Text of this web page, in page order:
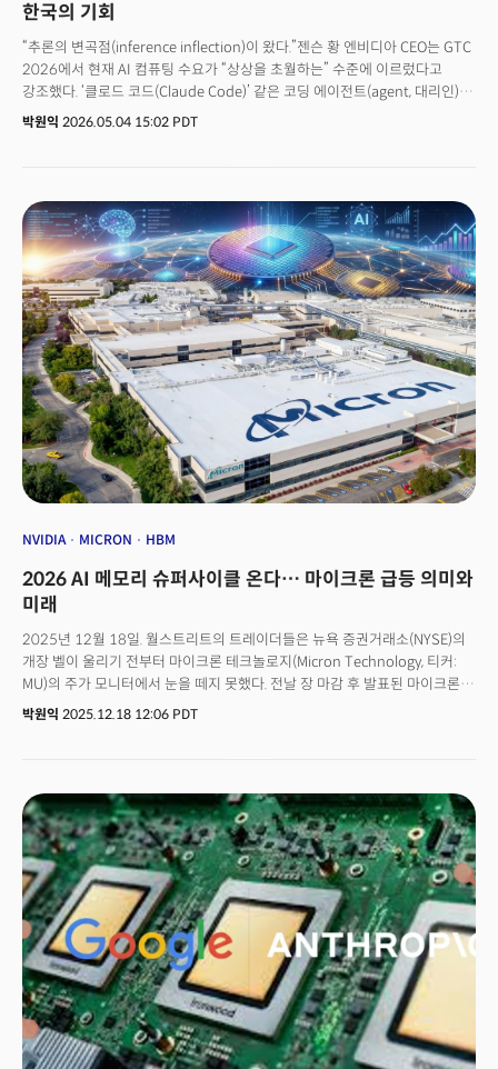
한국의 기회
“추론의 변곡점(inference inflection)이 왔다.”젠슨 황 엔비디아 CEO는 GTC
2026에서 현재 AI 컴퓨팅 수요가 “상상을 초월하는” 수준에 이르렀다고
강조했다. ‘클로드 코드(Claude Code)’ 같은 코딩 에이전트(agent, 대리인)가
토큰(token, AI가 처리하고 생성하는 데이터의 최소 단위) 수요를
인수였지만, 외형은 라이선스 계약 형식을 취했다. 완전한 인수였다면 독과점
규제 심사를 피할 수 없었을 것이다. 철저히 계산된 전략, 발 빠른 통합작업을
거쳐 엔비디아는 계약 후 단 4개월 만에 그록의 기술을 베라 루빈 추론 스택
(stack, 기술 및 도구의 집합)에 통합한 시스템 컨셉을 GTC 2026에서 선보일
수 있었다.👉엔비디아, 그록 29조원에 흡수… AI 산업 ‘훈련에서 추론
시대로’엔비디아는 왜 200억달러라는 거액을 투자했을까. GPU만으로는
갈수록 복잡해지는 추론 작업량(workload)을 최적의 효율로 처리하기
어렵기 때문이다. 에이전틱 AI 시대의 추론은 두 가지 근본적으로 다른 연산을
요구하고 있다. 이 두 연산을 하나의 하드웨어로 처리하는 것은 구조적으로
비효율적이다. 그록의 LPU는 그중 하나에 특화돼 있었다.
박원익 2026.05.04 15:02 PDT
NVIDIA MICRON HBM
2026 AI 메모리 슈퍼사이클 온다… 마이크론 급등 의미와
미래
2025년 12월 18일. 월스트리트의 트레이더들은 뉴욕 증권거래소(NYSE)의
개장 벨이 울리기 전부터 마이크론 테크놀로지(Micron Technology, 티커:
MU)의 주가 모니터에서 눈을 떼지 못했다. 전날 장 마감 후 발표된 마이크론의
2026 회계연도 1분기(2025년 9월~11월) 실적 발표에서 고대역폭 메모리
수요가 지속되고 있다는 증거다. 마이크론의 주가는 이날 개장 전
프리마켓에서 폭등했고, 개장 후 정규 장에서도 10% 이상의 상승세를
유지하며 뉴욕 증시 기술주 랠리를 주도했다.마이크론의 실적 발표는 AI라는
거대한 해일이 글로벌 반도체 산업의 지형을 어떻게 바꾸고 있는지 보여준다.
이는 2026년이 ‘반도체 공급 전쟁’의 해가 될 것임을 알리는 신호탄이기도
하다. AI 인프라 경쟁은 버블 우려를 뛰어넘어 여전히 가속되고 있었다.👉
초지능의 토대, AI 인프라 혁명
박원익 2025.12.18 12:06 PDT